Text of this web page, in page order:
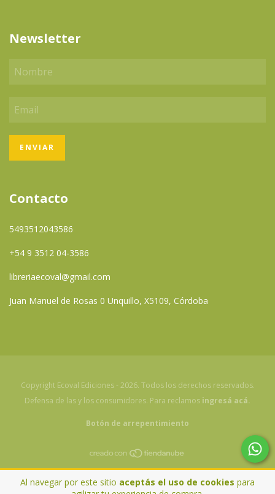
Al navegar por este sitio aceptás el uso de cookies para
Newsletter
Contacto
5493512043586
+54 9 3512 04-3586
libreriaecoval@gmail.com
Juan Manuel de Rosas 0 Unquillo, X5109, Córdoba
Copyright Ecoval Ediciones - 2026. Todos los derechos reservados.
Defensa de las y los consumidores. Para reclamos ingresá acá.
Botón de arrepentimiento